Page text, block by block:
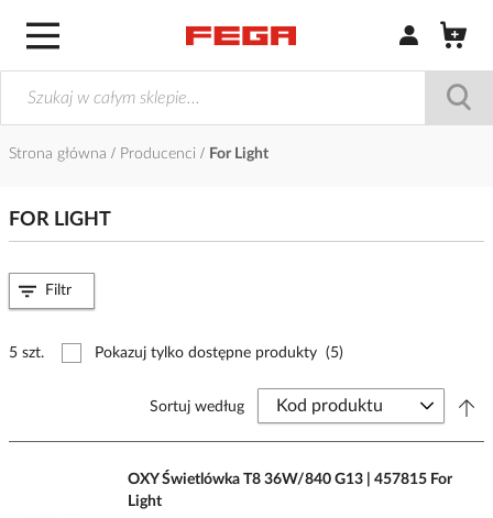
Zaloguj się /
Strona główna Producenci For Light
FOR LIGHT
5 szt. Pokazuj tylko dostępne produkty (5)
Sortuj według
OXY Świetlówka T8 36W/840 G13 | 457815 For
Light
Filtr